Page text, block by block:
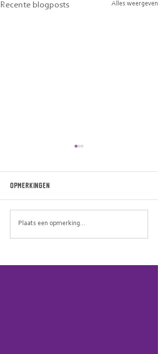
Recente blogposts Alles weergeven
Terugkijken VPRO
Tegenlicht
Opmerkingen
Plaats een opmerking...